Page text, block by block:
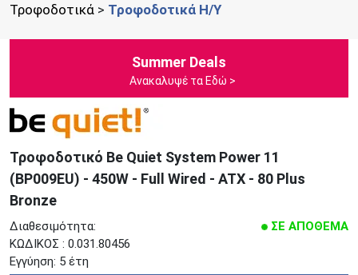
Τροφοδοτικά > Τροφοδοτικά Η/Υ
Summer Deals
Ανακαλυψέ τα Εδώ >
Τροφοδοτικό Be Quiet System Power 11
(BP009EU) - 450W - Full Wired - ATX - 80 Plus
Bronze
Διαθεσιμότητα:
ΣΕ ΑΠΟΘΕΜΑ
ΚΩΔΙΚΟΣ : 0.031.80456
Εγγύηση: 5 έτη